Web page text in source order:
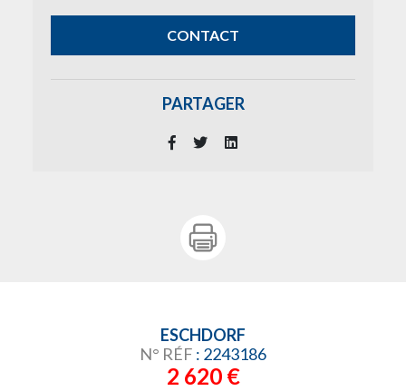
CONTACT
PARTAGER
ESCHDORF
N° RÉF : 2243186
2 620 €